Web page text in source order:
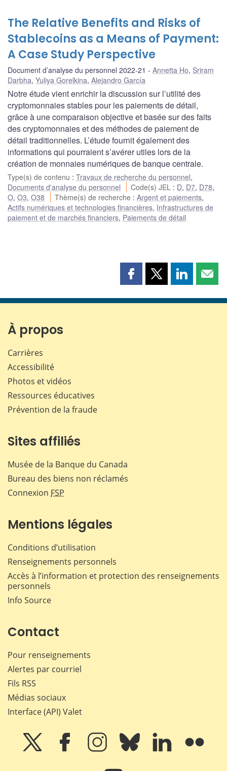
The Relative Benefits and Risks of
Stablecoins as a Means of Payment:
A Case Study Perspective
Document d’analyse du personnel 2022-21 Annetta Ho, Sriram
Darbha, Yuliya Gorelkina, Alejandro García
Notre étude vient enrichir la discussion sur l’utilité des
cryptomonnaies stables pour les paiements de détail,
grâce à une comparaison objective et basée sur des faits
des cryptomonnaies et des méthodes de paiement de
détail traditionnelles. L’étude fournit également des
informations qui pourraient s’avérer utiles lors de la
création de monnaies numériques de banque centrale.
Type(s) de contenu : Travaux de recherche du personnel,
Documents d'analyse du personnel
Code(s) JEL : D, D7, D78,
O, O3, O38 Thème(s) de recherche :Argent et paiements,
Actifs numériques et technologies financières, Infrastructures de
paiement et de marchés financiers, Paiements de détail
Partager
page
Partager
page
Partager
page page
À propos
Carrières
Accessibilité
Photos et vidéos
Ressources éducatives
Prévention de la fraude
Sites affiliés
Musée de la Banque du Canada
Bureau des biens non réclamés
Connexion FSP
Mentions légales
Conditions d’utilisation
Renseignements personnels
Accès à l’information et protection des renseignements
personnels
Info Source
Contact
Pour renseignements
Alertes par courriel
Fils RSS
Médias sociaux
Interface (API) Valet